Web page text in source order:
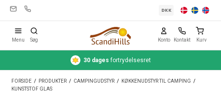
Telte
DKK
Menu Søg Konto Kontakt Kurv
Hurtiglevering 1-3 hverdage
FORSIDE / PRODUKTER / CAMPINGUDSTYR / KØKKENUDSTYR TIL CAMPING /
KUNSTSTOF GLAS